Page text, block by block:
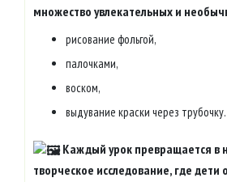
множество увлекательных и
рисование фольгой,
палочками,
воском,
выдувание краски через трубочку.
Каждый урок превращается в
творческое исследование, где дети